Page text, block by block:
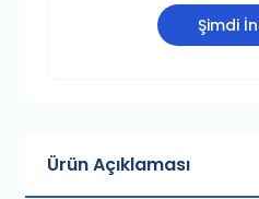
Şimdi
Ürün Açıklaması